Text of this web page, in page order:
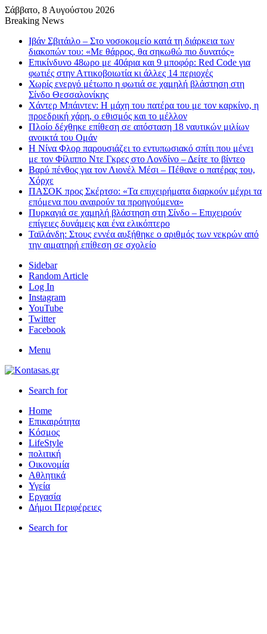
Σάββατο, 8 Αυγούστου 2026
Breaking News
Ιβάν Σβιτάιλο – Στο νοσοκομείο κατά τη διάρκεια των
διακοπών του: «Με θάρρος, θα σηκωθώ πιο δυνατός»
Επικίνδυνο 48ωρο με 40άρια και 9 μποφόρ: Red Code για
φωτιές στην Αττικοβοιωτία κι άλλες 14 περιοχές
Χωρίς ενεργό μέτωπο η φωτιά σε χαμηλή βλάστηση στη
Σίνδο Θεσσαλονίκης
Χάντερ Μπάιντεν: Η μάχη του πατέρα του με τον καρκίνο, η
προεδρική χάρη, ο εθισμός και το μέλλον
Πλοίο δέχθηκε επίθεση σε απόσταση 18 ναυτικών μιλίων
ανοικτά του Ομάν
Η Νίνα Φλορ παρουσιάζει το εντυπωσιακό σπίτι που μένει
με τον Φίλιππο Ντε Γκρες στο Λονδίνο – Δείτε το βίντεο
Βαρύ πένθος για τον Λιονέλ Μέσι – Πέθανε ο πατέρας του,
Χόρχε
ΠΑΣΟΚ προς Σκέρτσο: «Τα επιχειρήματα διαρκούν μέχρι τα
επόμενα που αναιρούν τα προηγούμενα»
Πυρκαγιά σε χαμηλή βλάστηση στη Σίνδο – Επιχειρούν
επίγειες δυνάμεις και ένα ελικόπτερο
Ταϊλάνδη: Στους εννέα αυξήθηκε ο αριθμός των νεκρών από
την αιματηρή επίθεση σε σχολείο
Sidebar
Random Article
Log In
Instagram
YouTube
Twitter
Facebook
Menu
Search for
Home
Επικαιρότητα
Κόσμος
LifeStyle
πολιτική
Οικονομία
Αθλητικά
Υγεία
Εργασία
Δήμοι Περιφέρειες
Search for